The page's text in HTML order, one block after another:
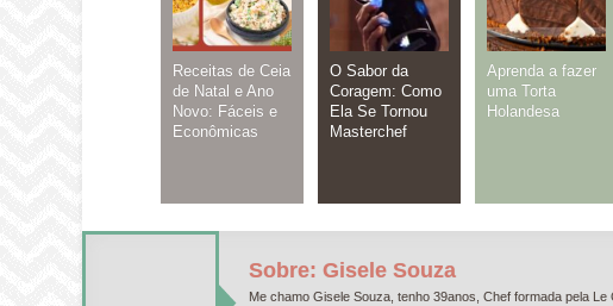
Receitas de Ceia
de Natal e Ano
Novo: Fáceis e
Econômicas
O Sabor da
Coragem: Como
Ela Se Tornou
Masterchef
Aprenda a fazer
uma Torta
Holandesa
Sobre: Gisele Souza
Me chamo Gisele Souza, tenho 39anos, Chef formada pela